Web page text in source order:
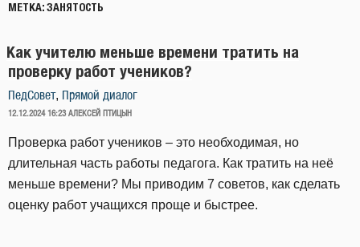
МЕТКА:ЗАНЯТОСТЬ
Как учителю меньше времени тратить на
проверку работ учеников?
ПедСовет, Прямой диалог
ОПУБЛИКОВАНО
12.12.2024 16:23 АЛЕКСЕЙ ПТИЦЫН
Проверка работ учеников – это необходимая, но
длительная часть работы педагога. Как тратить на неё
меньше времени? Мы приводим 7 советов, как сделать
оценку работ учащихся проще и быстрее.